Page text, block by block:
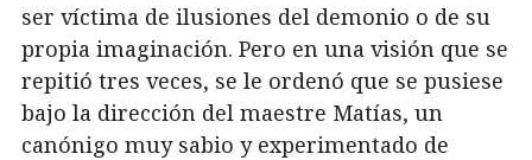
ser víctima de ilusiones del demonio o de su
propia imaginación. Pero en una visión que se
repitió tres veces, se le ordenó que se pusiese
bajo la dirección del maestre Matías, un
canónigo muy sabio y experimentado de